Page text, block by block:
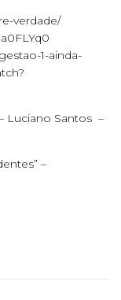
verdade/
1-ainda-
Luciano Santos –
–